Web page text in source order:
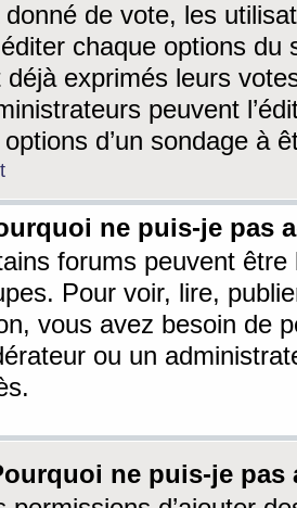
donné de vote, les
chaque options du
déjà exprimés leurs
peuvent
options d’un sondage à
ne puis-je pas
forums peuvent être
Pour voir, lire,
vous avez besoin de
ou un
ne puis-je